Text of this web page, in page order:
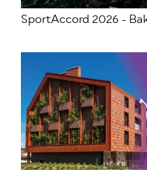
SportAccord 2026 -